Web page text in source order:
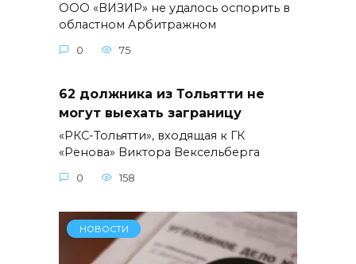
ООО «ВИЗИР» не удалось оспорить в
областном Арбитражном
0 75
62 должника из Тольятти не
могут выехать заграницу
«РКС-Тольятти», входящая к ГК
«Ренова» Виктора Вексельберга
0 158
НОВОСТИ